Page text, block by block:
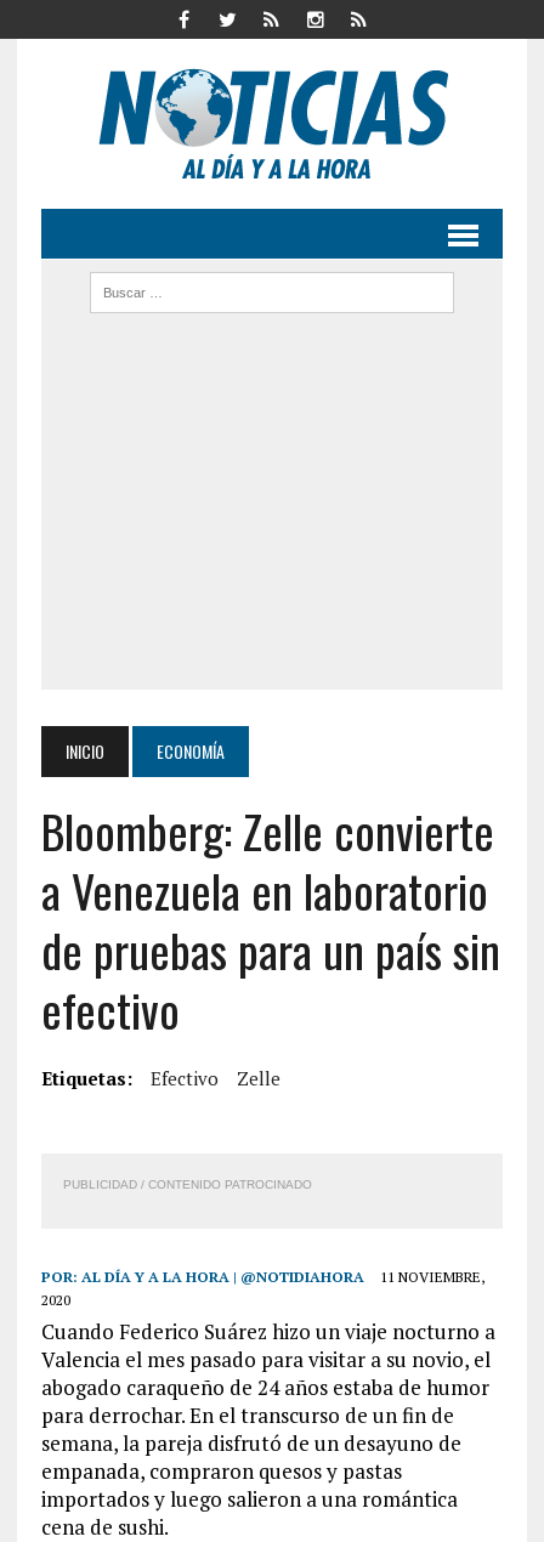
INICIO ECONOMÍA
Bloomberg: Zelle convierte
a Venezuela en laboratorio
de pruebas para un país sin
efectivo
Etiquetas: Efectivo Zelle
PUBLICIDAD / CONTENIDO PATROCINADO
POR: AL DÍA Y A LA HORA | @NOTIDIAHORA
11 NOVIEMBRE,
2020
Cuando Federico Suárez hizo un viaje nocturno a
Valencia el mes pasado para visitar a su novio, el
abogado caraqueño de 24 años estaba de humor
para derrochar. En el transcurso de un fin de
semana, la pareja disfrutó de un desayuno de
empanada, compraron quesos y pastas
importados y luego salieron a una romántica
cena de sushi.